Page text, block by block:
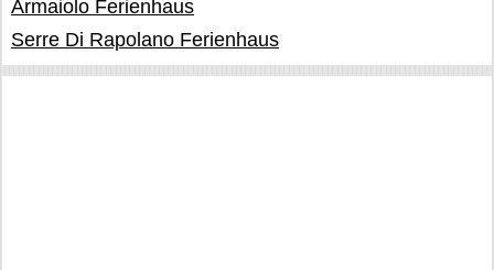
Armaiolo Ferienhaus
Serre Di Rapolano Ferienhaus